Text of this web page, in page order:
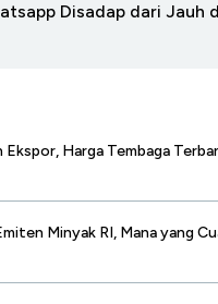
Disadap dari Jauh
Harga Tembaga
Minyak RI, Mana yang